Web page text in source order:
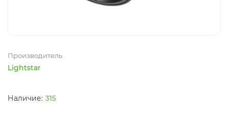
Производитель
Lightstar
315